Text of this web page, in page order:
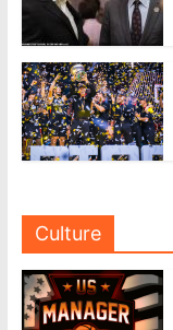
Culture